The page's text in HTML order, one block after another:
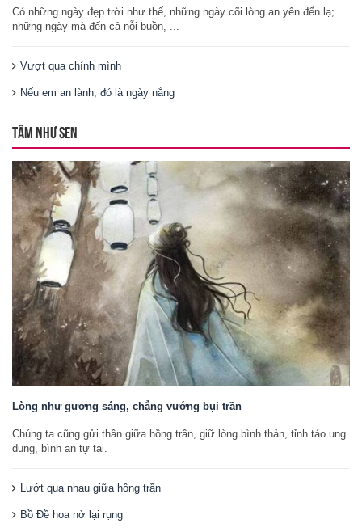
Có những ngày đẹp trời như thế, những ngày cõi lòng an yên đến lạ;
những ngày mà đến cả nỗi buồn, ...
Vượt qua chính mình
Nếu em an lành, đó là ngày nắng
TÂM NHƯ SEN
Lòng như gương sáng, chẳng vướng bụi trần
Chúng ta cũng gửi thân giữa hồng trần, giữ lòng bình thản, tỉnh táo ung
dung, bình an tự tại.
Lướt qua nhau giữa hồng trần
Bồ Đề hoa nở lại rụng